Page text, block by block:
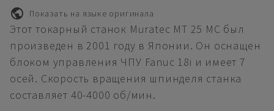
Показать на языке оригинала
Этот токарный станок Muratec MT 25 MC был
произведен в 2001 году в Японии. Он оснащен
блоком управления ЧПУ Fanuc 18i и имеет 7
осей. Скорость вращения шпинделя станка
составляет 40-4000 об/мин.